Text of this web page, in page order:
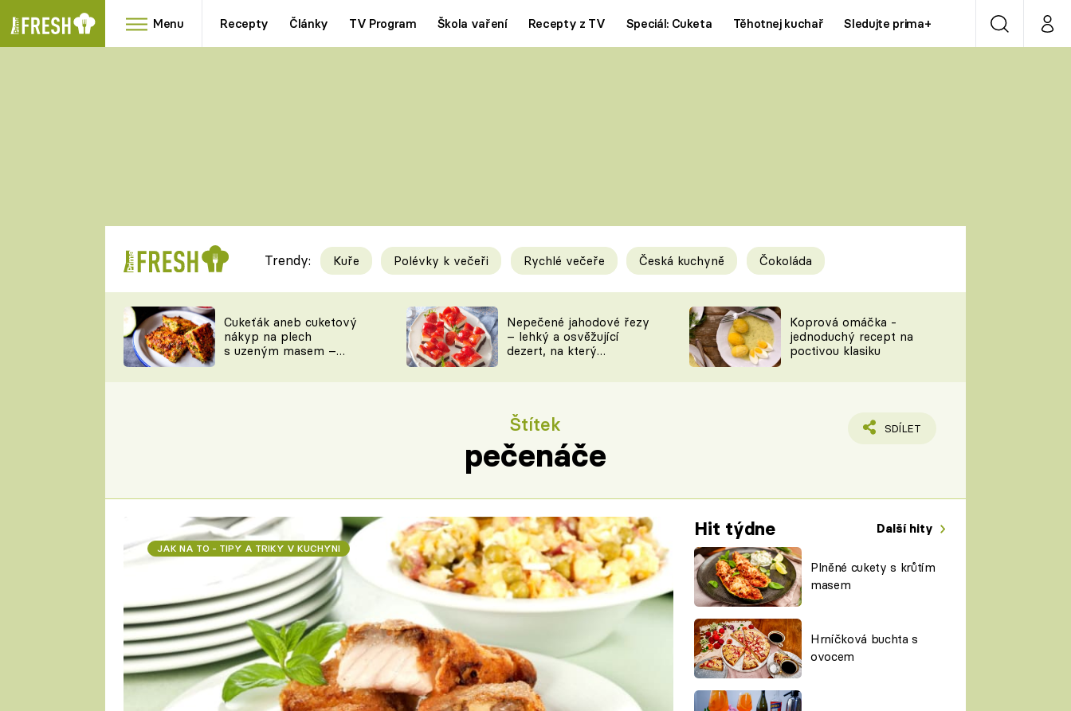
Menu Recepty Články TV Program Škola vaření Recepty z TV Speciál: Cuketa Těhotnej kuchař Sledujte prima+ VyhledáváníMůj
RYCHLOVKY
Videorecepty
TEĎ VAŘÍ ŠÉF!
Tipy a triky
KAM ZA JÍDLEM
NA NÁKUPECH
Novinky
ŠÉFREDAKTORKY
Prima LAJK
Sledujte nás
Trendy: Kuře Polévky k večeři Rychlé večeře Česká kuchyně Čokoláda
Cukeťák aneb cuketový
nákyp na plech
s uzeným masem –
Nepečené jahodové řezy
– lehký a osvěžující
dezert, na který
Koprová omáčka -
jednoduchý recept na
poctivou klasiku
Štítek
pečenáče
SDÍLET
Hit týdne Další hity
Plněné cukety s krůtím
masem
Hrníčková buchta s
ovocem
JAK NA TO - TIPY A TRIKY V KUCHYNI